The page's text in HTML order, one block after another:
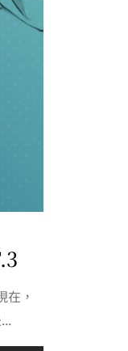
，